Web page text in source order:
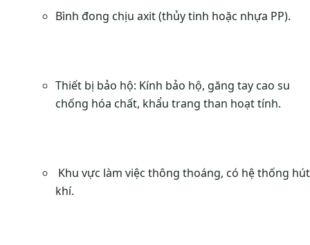
Bình đong chịu axit (thủy tinh hoặc nhựa PP).
Thiết bị bảo hộ: Kính bảo hộ, găng tay cao su
chống hóa chất, khẩu trang than hoạt tính.
Khu vực làm việc thông thoáng, có hệ thống hút
khí.